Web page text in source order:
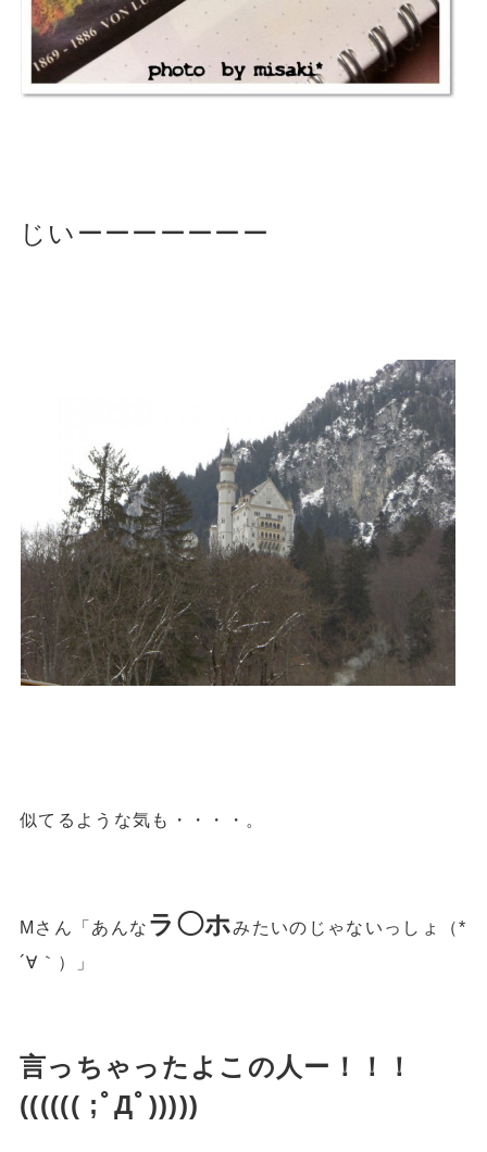
じいーーーーーーー
似てるような気も・・・・。
Mさん「あんな ラ◯ホみたいのじゃないっしょ（*
´∀｀）」
言っちゃったよこの人ー！！！
(((((( ;ﾟДﾟ)))))